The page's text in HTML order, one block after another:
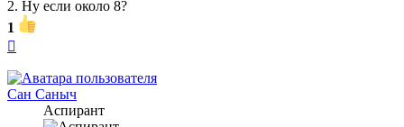
2. Ну если около 8?
1
началу
Сан Саныч
Аспирант